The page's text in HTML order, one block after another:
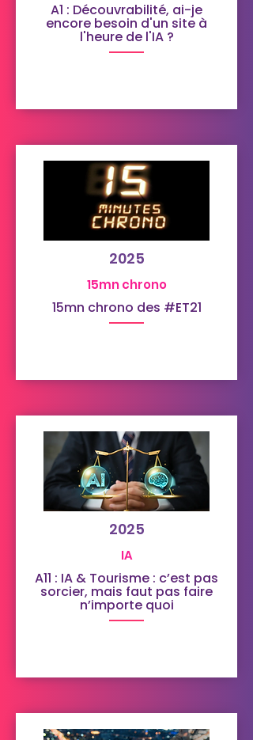
A1 : Découvrabilité, ai-je
encore besoin d'un site à
l'heure de l'IA ?
2025
15mn chrono
15mn chrono des #ET21
2025
IA
A11 : IA & Tourisme : c’est pas
sorcier, mais faut pas faire
n’importe quoi